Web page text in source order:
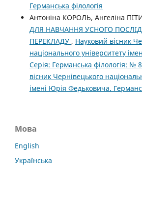
Германська філологія
Антоніна КОРОЛЬ, Ангеліна
ДЛЯ НАВЧАННЯ УСНОГО
ПЕРЕКЛАДУ , Науковий вісник
національного університету
Серія: Германська філологія: №
вісник Чернівецького
імені Юрія Федьковича.
Мова
English
Українська